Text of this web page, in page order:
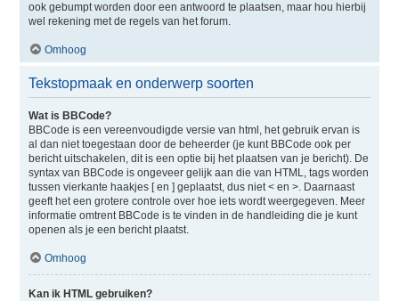
ook gebumpt worden door een antwoord te plaatsen, maar hou hierbij
wel rekening met de regels van het forum.
Omhoog
Tekstopmaak en onderwerp soorten
Wat is BBCode?
BBCode is een vereenvoudigde versie van html, het gebruik ervan is
al dan niet toegestaan door de beheerder (je kunt BBCode ook per
bericht uitschakelen, dit is een optie bij het plaatsen van je bericht). De
syntax van BBCode is ongeveer gelijk aan die van HTML, tags worden
tussen vierkante haakjes [ en ] geplaatst, dus niet < en >. Daarnaast
geeft het een grotere controle over hoe iets wordt weergegeven. Meer
informatie omtrent BBCode is te vinden in de handleiding die je kunt
openen als je een bericht plaatst.
Omhoog
Kan ik HTML gebruiken?